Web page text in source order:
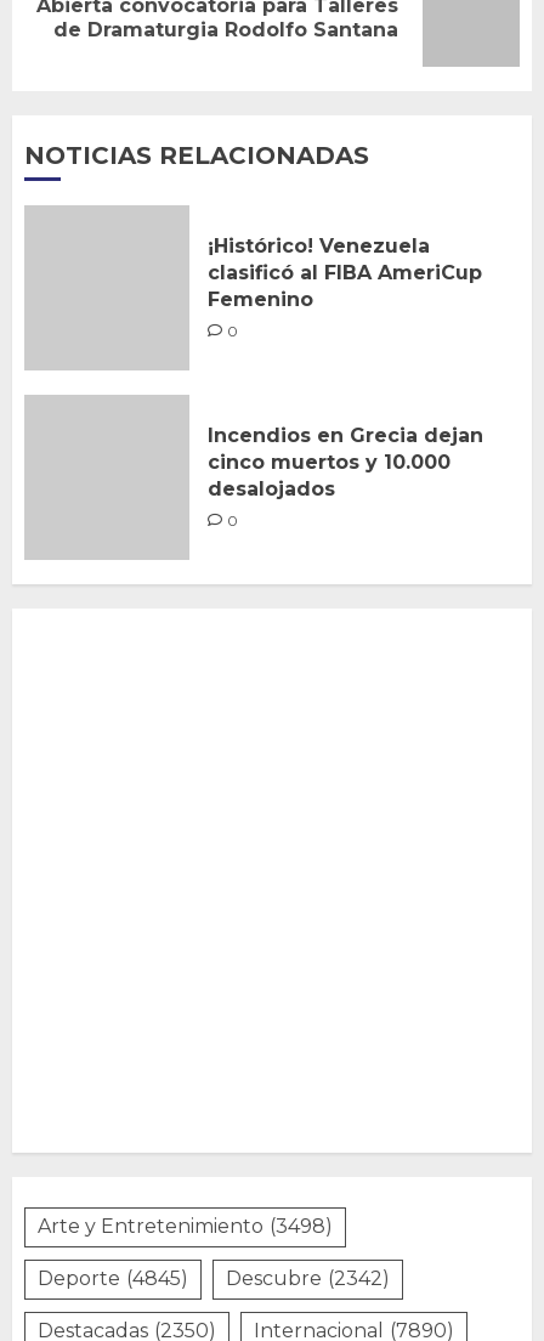
Siguiente
entrada:
Abierta convocatoria para Talleres
de Dramaturgia Rodolfo Santana
NOTICIAS RELACIONADAS
¡Histórico! Venezuela
clasificó al FIBA AmeriCup
Femenino
0
Incendios en Grecia dejan
cinco muertos y 10.000
desalojados
0
Arte y Entretenimiento (3498)
Deporte (4845) Descubre (2342)
Destacadas (2350) Internacional (7890)